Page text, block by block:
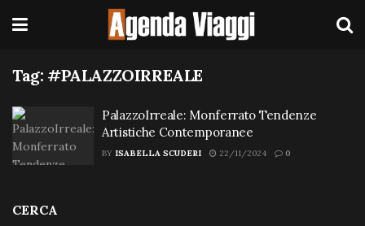
Tag: #PALAZZOIRREALE
PalazzoIrreale: Monferrato Tendenze
Artistiche Contemporanee
BY ISABELLA SCUDERI 22/11/2024 0
CERCA